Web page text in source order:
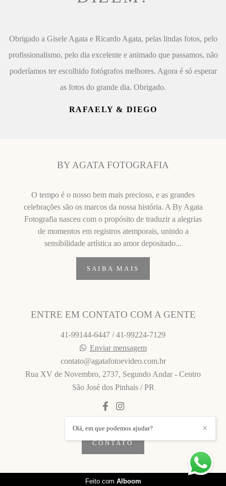
Obrigado a Gisele Agata e Ricardo Agata, pelas lindas fotos, pelo
profissionalismo, pelo dia excelente e animado que passamos, não
poderíamos ter escolhido fotógrafos melhores. Agora é só esperar
as fotos do grande dia. Obrigado.
RAFAELY & DIEGO
BY AGATA FOTOGRAFIA
O tempo é o nosso bem mais precioso, e as grandes
celebrações são os marcos da nossa história. A By Agata
Fotografia nasceu com o propósito de traduzir a alegrias
de momentos em registros atemporais, unindo a
sensibilidade artística ao amor depositado...
SAIBA MAIS
ENTRE EM CONTATO COM A GENTE
41-99144-6447 / 41-99224-7129
Enviar mensagem
contato@agatafotoevideo.com.br
Rua XV de Novembro, 2737, Segundo Andar - Centro
São José dos Pinhais / PR
CONTATO
✕
Olá, em que podemos ajudar?
Feito com Alboom